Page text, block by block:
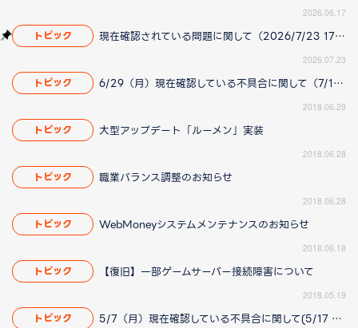
2026.06.17
トピック 現在確認されている問題に関して（2026/7/23 17:00更新）
2026.07.23
トピック 6/29（月）現在確認している不具合に関して（7/12 14:00更新）
2018.06.29
トピック 大型アップデート「ルーメン」実装
2018.06.28
トピック 職業バランス調整のお知らせ
2018.06.28
トピック WebMoneyシステムメンテナンスのお知らせ
2018.06.18
トピック 【復旧】一部ゲームサーバー接続障害について
2018.05.19
トピック 5/7（月）現在確認している不具合に関して(5/17 14:00 更新)